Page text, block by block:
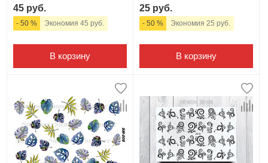
45 руб.
- 50 % Экономия 45 руб.
В корзину
25 руб.
- 50 % Экономия 25 руб.
В корзину